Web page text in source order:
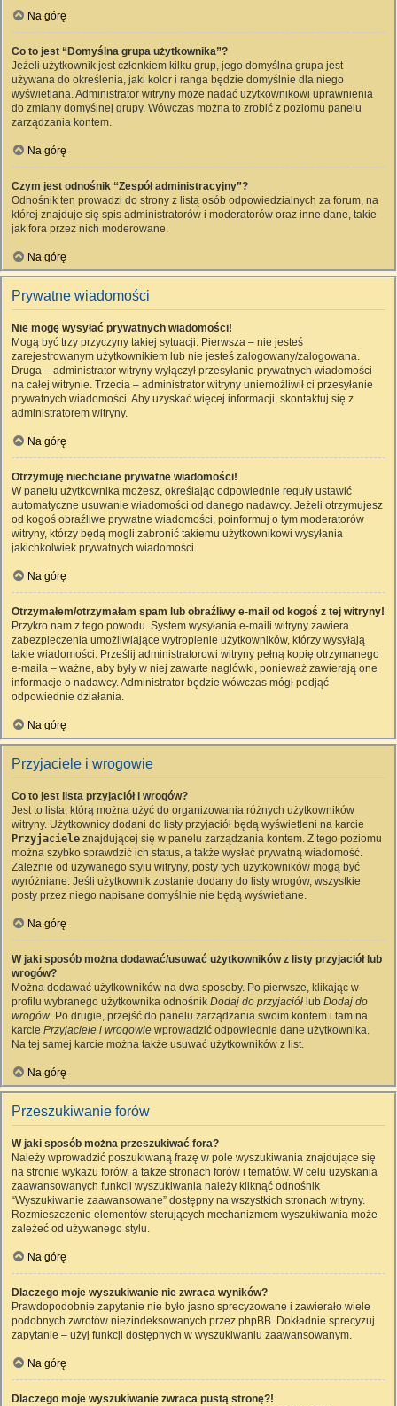
Na górę
Co to jest “Domyślna grupa użytkownika”?
Jeżeli użytkownik jest członkiem kilku grup, jego domyślna grupa jest
używana do określenia, jaki kolor i ranga będzie domyślnie dla niego
wyświetlana. Administrator witryny może nadać użytkownikowi uprawnienia
do zmiany domyślnej grupy. Wówczas można to zrobić z poziomu panelu
zarządzania kontem.
Na górę
Czym jest odnośnik “Zespół administracyjny”?
Odnośnik ten prowadzi do strony z listą osób odpowiedzialnych za forum, na
której znajduje się spis administratorów i moderatorów oraz inne dane, takie
jak fora przez nich moderowane.
Na górę
Prywatne wiadomości
Nie mogę wysyłać prywatnych wiadomości!
Mogą być trzy przyczyny takiej sytuacji. Pierwsza – nie jesteś
zarejestrowanym użytkownikiem lub nie jesteś zalogowany/zalogowana.
Druga – administrator witryny wyłączył przesyłanie prywatnych wiadomości
na całej witrynie. Trzecia – administrator witryny uniemożliwił ci przesyłanie
prywatnych wiadomości. Aby uzyskać więcej informacji, skontaktuj się z
administratorem witryny.
Na górę
Otrzymuję niechciane prywatne wiadomości!
W panelu użytkownika możesz, określając odpowiednie reguły ustawić
automatyczne usuwanie wiadomości od danego nadawcy. Jeżeli otrzymujesz
od kogoś obraźliwe prywatne wiadomości, poinformuj o tym moderatorów
witryny, którzy będą mogli zabronić takiemu użytkownikowi wysyłania
jakichkolwiek prywatnych wiadomości.
Na górę
Otrzymałem/otrzymałam spam lub obraźliwy e-mail od kogoś z tej witryny!
Przykro nam z tego powodu. System wysyłania e-maili witryny zawiera
zabezpieczenia umożliwiające wytropienie użytkowników, którzy wysyłają
takie wiadomości. Prześlij administratorowi witryny pełną kopię otrzymanego
e-maila – ważne, aby były w niej zawarte nagłówki, ponieważ zawierają one
informacje o nadawcy. Administrator będzie wówczas mógł podjąć
odpowiednie działania.
Na górę
Przyjaciele i wrogowie
Co to jest lista przyjaciół i wrogów?
Jest to lista, którą można użyć do organizowania różnych użytkowników
witryny. Użytkownicy dodani do listy przyjaciół będą wyświetleni na karcie
Przyjaciele znajdującej się w panelu zarządzania kontem. Z tego poziomu
można szybko sprawdzić ich status, a także wysłać prywatną wiadomość.
Zależnie od używanego stylu witryny, posty tych użytkowników mogą być
wyróżniane. Jeśli użytkownik zostanie dodany do listy wrogów, wszystkie
posty przez niego napisane domyślnie nie będą wyświetlane.
Na górę
W jaki sposób można dodawać/usuwać użytkowników z listy przyjaciół lub
wrogów?
Można dodawać użytkowników na dwa sposoby. Po pierwsze, klikając w
profilu wybranego użytkownika odnośnik Dodaj do przyjaciół lub Dodaj do
wrogów. Po drugie, przejść do panelu zarządzania swoim kontem i tam na
karcie Przyjaciele i wrogowie wprowadzić odpowiednie dane użytkownika.
Na tej samej karcie można także usuwać użytkowników z list.
Na górę
Przeszukiwanie forów
W jaki sposób można przeszukiwać fora?
Należy wprowadzić poszukiwaną frazę w pole wyszukiwania znajdujące się
na stronie wykazu forów, a także stronach forów i tematów. W celu uzyskania
zaawansowanych funkcji wyszukiwania należy kliknąć odnośnik
“Wyszukiwanie zaawansowane” dostępny na wszystkich stronach witryny.
Rozmieszczenie elementów sterujących mechanizmem wyszukiwania może
zależeć od używanego stylu.
Na górę
Dlaczego moje wyszukiwanie nie zwraca wyników?
Prawdopodobnie zapytanie nie było jasno sprecyzowane i zawierało wiele
podobnych zwrotów niezindeksowanych przez phpBB. Dokładnie sprecyzuj
zapytanie – użyj funkcji dostępnych w wyszukiwaniu zaawansowanym.
Na górę
Dlaczego moje wyszukiwanie zwraca pustą stronę?!